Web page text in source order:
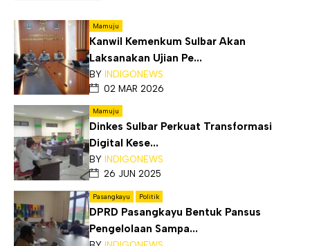
Mamuju
Kanwil Kemenkum Sulbar Akan
Laksanakan Ujian Pe...
BY INDIGONEWS
02 MAR 2026
Mamuju
Dinkes Sulbar Perkuat Transformasi
Digital Kese...
BY INDIGONEWS
26 JUN 2025
Pasangkayu Politik
DPRD Pasangkayu Bentuk Pansus
Pengelolaan Sampa...